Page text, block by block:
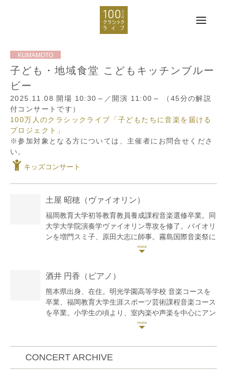
子ども・地域食堂 こどもキッチンブルー
ビー
2025.11.08 開場 10:30～／開演 11:00～
（45分の解説
付コンサートです）
100万人のクラシックライブ「子どもたちに音楽を届ける
プロジェクト」
※参加対象となる方については、主催者にお問合せくださ
い。
キッズコンサート
土屋 昭穂 （ヴァイオリン）
福岡教育大学初等教育教員養成課程音楽選修卒業。同
大学大学院演奏学ヴァイオリン専攻を修了。バイオリ
ンを増門スミ子、原田大志に師事。霧島国際音楽祭に
てスヴェトリン・ルセヴのマスターコースを受講。第
でのアウトリーチ活動やレストラン、カフェ等での演
奏活動を行う傍ら、後進の指導に当たっている。
酒井 円香 （ピアノ）
熊本県出身、在住。明光学園高等学校 音楽コースを
卒業、福岡教育大学生涯スポーツ芸術課程音楽コース
を卒業。小学生の頃より、室内楽や声楽を中心にアン
サンブルを学ぶ。第34回霧島国際音楽祭にて、ピア
長洲町社会福祉協議会主催のアウトリーチ活動に参
加。これまでにピアノを福田伸光氏、武内俊之氏、中
CONCERT ARCHIVE